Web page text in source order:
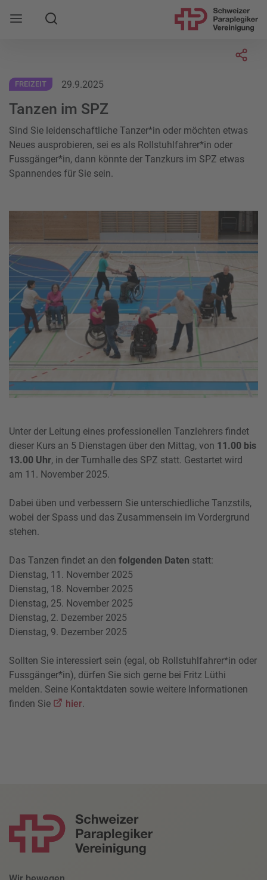
Mobile Navigation öffnen
Suche
FREIZEIT 29.9.2025
Tanzen im SPZ
Sind Sie leidenschaftliche Tanzer*in oder möchten etwas
Neues ausprobieren, sei es als Rollstuhlfahrer*in oder
Fussgänger*in, dann könnte der Tanzkurs im SPZ etwas
Spannendes für Sie sein.
Unter der Leitung eines professionellen Tanzlehrers findet
dieser Kurs an 5 Dienstagen über den Mittag, von 11.00 bis
13.00 Uhr, in der Turnhalle des SPZ statt. Gestartet wird
am 11. November 2025.
Dabei üben und verbessern Sie unterschiedliche Tanzstils,
wobei der Spass und das Zusammensein im Vordergrund
stehen.
Das Tanzen findet an den folgenden Daten statt:
Dienstag, 11. November 2025
Dienstag, 18. November 2025
Dienstag, 25. November 2025
Dienstag, 2. Dezember 2025
Dienstag, 9. Dezember 2025
Sollten Sie interessiert sein (egal, ob Rollstuhlfahrer*in oder
Fussgänger*in), dürfen Sie sich gerne bei Fritz Lüthi
melden. Seine Kontaktdaten sowie weitere Informationen
finden Sie
hier.